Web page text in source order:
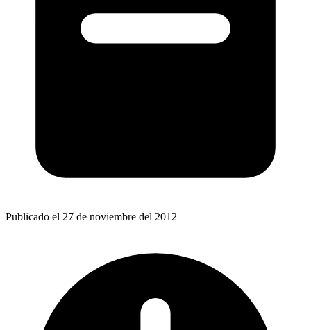
Publicado el 27 de noviembre del 2012